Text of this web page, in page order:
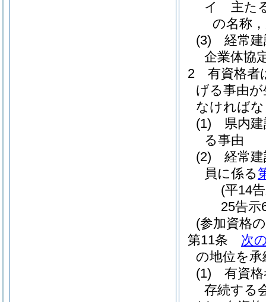
イ
主た
の名称
(3)
経常
企業体協
2
有資格者
げる事由
なければ
(1)
県内
る事由
(2)
経常
員に係る
(平14
25告示
(参加資格
第11条
次
の地位を
(1)
有資
存続する